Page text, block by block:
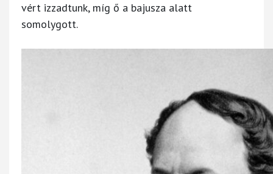
vért izzadtunk, míg ő a bajusza alatt
somolygott.